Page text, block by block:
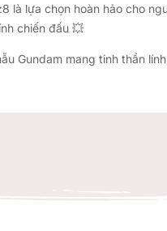
là lựa chọn hoàn hảo cho
chiến đấu 💥
Gundam mang tinh thần